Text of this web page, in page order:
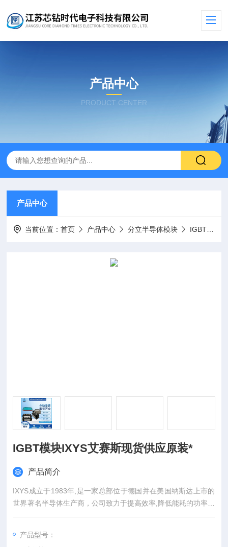
产品中心
PRODUCT CENTER
产品中心
当前位置：首页 产品中心 分立半导体模块 IGBT模块
IGBT模块IXYS艾赛斯现货供应原装*
产品简介
IXYS成立于1983年,是一家总部位于德国并在美国纳斯达上市的
世界著名半导体生产商，公司致力于提高效率,降低能耗的功率半
导体产品的研发和生产,包括MOSFET,IGBT,可控硅/二极管,整流
货供应原装*
产品型号：